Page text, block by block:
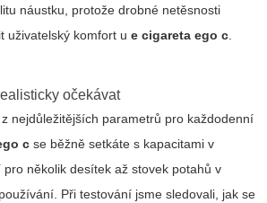
náustku, protože drobné netěsnosti
uživatelský komfort u e cigareta ego c.
očekávat
nejdůležitějších parametrů pro každodenní
c se běžně setkáte s kapacitami v
několik desítek až stovek potahů v
Při testování jsme sledovali, jak se